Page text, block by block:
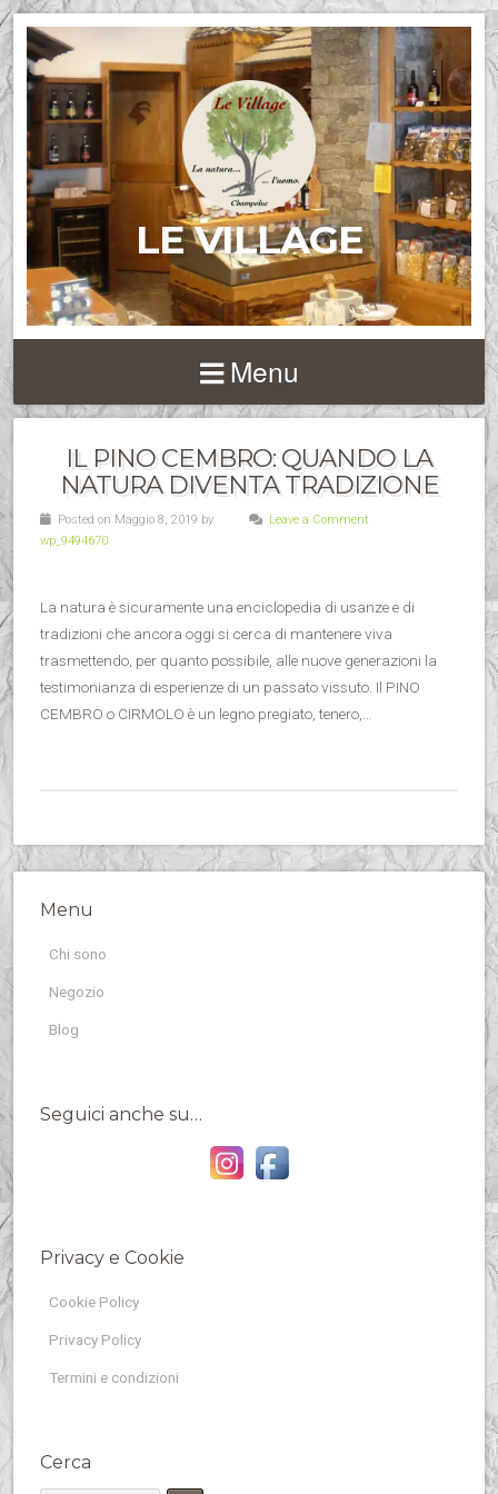
LE VILLAGE
Menu
IL PINO CEMBRO: QUANDO LA
NATURA DIVENTA TRADIZIONE
Posted on Maggio 8, 2019 by
wp_9494670
Leave a Comment
La natura è sicuramente una enciclopedia di usanze e di
tradizioni che ancora oggi si cerca di mantenere viva
trasmettendo, per quanto possibile, alle nuove generazioni la
testimonianza di esperienze di un passato vissuto. Il PINO
CEMBRO o CIRMOLO è un legno pregiato, tenero,…
Menu
Chi sono
Negozio
Blog
Seguici anche su…
Privacy e Cookie
Cookie Policy
Privacy Policy
Termini e condizioni
Cerca